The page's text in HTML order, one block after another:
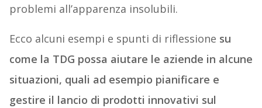
problemi all’apparenza insolubili.
Ecco alcuni esempi e spunti di riflessione su
come la TDG possa aiutare le aziende in alcune
situazioni, quali ad esempio pianificare e
gestire il lancio di prodotti innovativi sul